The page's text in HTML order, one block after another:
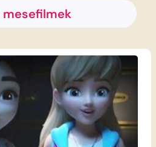
mesefilmek